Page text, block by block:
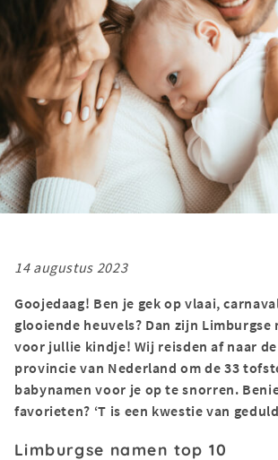
14 augustus 2023
Goojedaag! Ben je gek op vlaai,
glooiende heuvels? Dan zijn Limburgse
voor jullie kindje! Wij reisden af naar
provincie van Nederland om de 33
babynamen voor je op te snorren.
favorieten? ‘T is een kwestie van
Limburgse namen top 10